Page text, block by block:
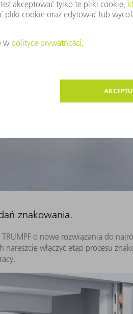
znakowania.
o nowe rozwiązania do
włączyć etap procesu